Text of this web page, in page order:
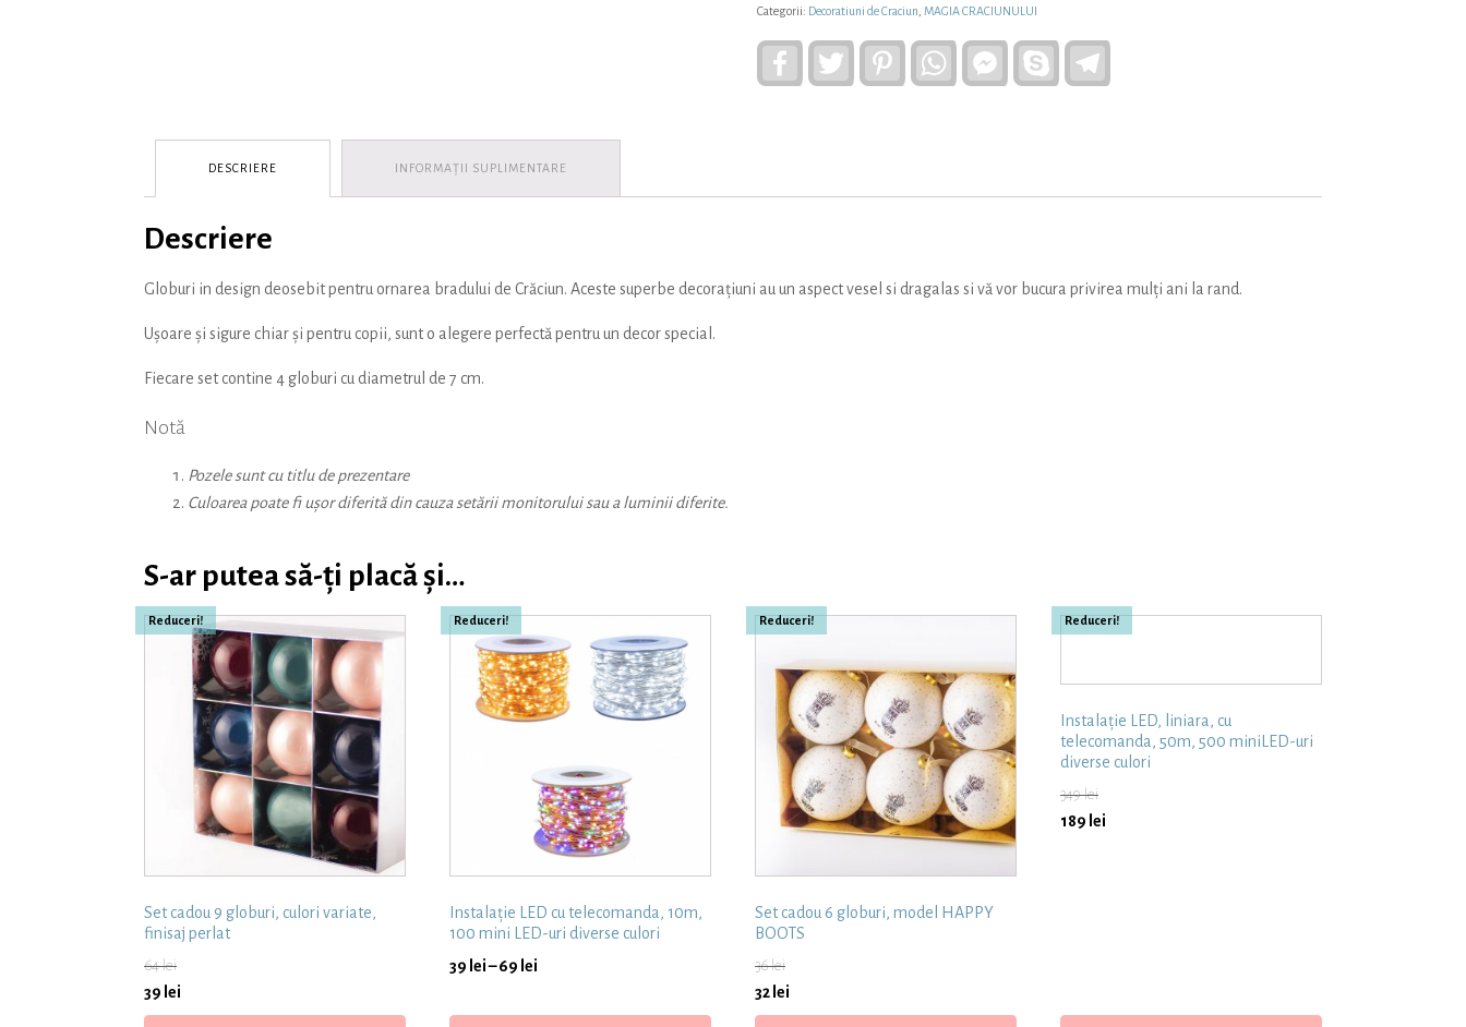
cu
de
Categorii: Decoratiuni de Craciun MAGIA CRACIUNULUI
FacebookTwitter Pinterest WhatsAppFacebook
Messenger
Skype
DESCRIERE INFORMAȚII SUPLIMENTARE
Descriere
Globuri in design deosebit pentru ornarea bradului de Crăciun. Aceste superbe decorațiuni au un aspect vesel si dragalas si vă vor bucura privirea mulți ani la rand.
Ușoare și sigure chiar și pentru copii, sunt o alegere perfectă pentru un decor special.
Fiecare set contine 4 globuri cu diametrul de 7 cm.
Notă
Pozele sunt cu titlu de prezentare
Culoarea poate fi ușor diferită din cauza setării monitorului sau a luminii diferite.
S-ar putea să-ți placă și…
Reduceri!
Set cadou 9 globuri, culori variate,
finisaj perlat
64lei
39 lei
Reduceri!
Instalație LED cu telecomanda, 10m,
100 mini LED-uri diverse culori
39 lei–69 lei
Reduceri!
Set cadou 6 globuri, model HAPPY
BOOTS
36lei
32 lei
Reduceri!
Instalație LED, liniara, cu
telecomanda, 50m, 500 miniLED-uri
diverse culori
349lei
189 lei